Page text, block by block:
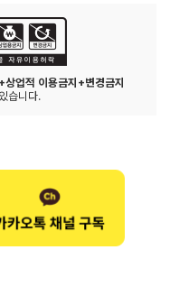
업적 이용금지+변경금지
습니다.